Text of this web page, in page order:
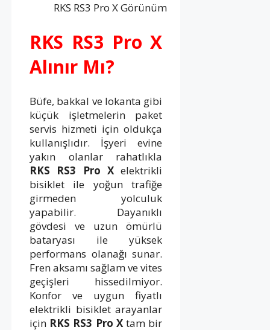
RKS RS3 Pro X Görünüm
RKS RS3 Pro X
Alınır Mı?
Büfe, bakkal ve lokanta gibi
küçük işletmelerin paket
servis hizmeti için oldukça
kullanışlıdır. İşyeri evine
yakın olanlar rahatlıkla
RKS RS3 Pro X elektrikli
bisiklet ile yoğun trafiğe
girmeden yolculuk
yapabilir. Dayanıklı
gövdesi ve uzun ömürlü
bataryası ile yüksek
performans olanağı sunar.
Fren aksamı sağlam ve vites
geçişleri hissedilmiyor.
Konfor ve uygun fiyatlı
elektrikli bisiklet arayanlar
için RKS RS3 Pro Xtam bir